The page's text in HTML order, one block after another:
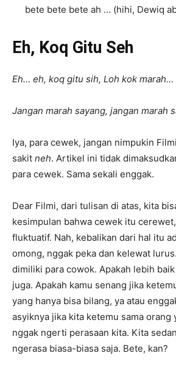
bete bete bete ah … (hihi, Dewiq
Eh, Koq Gitu Seh
Eh… eh, koq gitu sih, Loh kok marah…
Jangan marah sayang, jangan marah
Iya, para cewek, jangan nimpukin
sakit neh. Artikel ini tidak
para cewek. Sama sekali enggak.
Dear Filmi, dari tulisan di atas, kita
kesimpulan bahwa cewek itu
fluktuatif. Nah, kebalikan dari hal itu
omong, nggak peka dan kelewat
dimiliki para cowok. Apakah lebih
juga. Apakah kamu senang jika
yang hanya bisa bilang, ya atau
asyiknya jika kita ketemu sama orang
nggak ngerti perasaan kita. Kita
ngerasa biasa-biasa saja. Bete, kan?